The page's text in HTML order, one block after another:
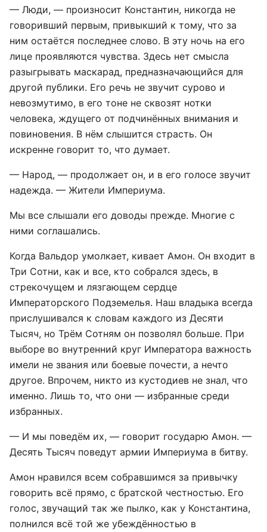
— Люди, — произносит Константин, никогда не
говоривший первым, привыкший к тому, что за
ним остаётся последнее слово. В эту ночь на его
лице проявляются чувства. Здесь нет смысла
разыгрывать маскарад, предназначающийся для
другой публики. Его речь не звучит сурово и
невозмутимо, в его тоне не сквозят нотки
человека, ждущего от подчинённых внимания и
повиновения. В нём слышится страсть. Он
искренне говорит то, что думает.
— Народ, — продолжает он, и в его голосе звучит
надежда. — Жители Империума.
Мы все слышали его доводы прежде. Многие с
ними соглашались.
Когда Вальдор умолкает, кивает Амон. Он входит в
Три Сотни, как и все, кто собрался здесь, в
стрекочущем и лязгающем сердце
Императорского Подземелья. Наш владыка всегда
прислушивался к словам каждого из Десяти
Тысяч, но Трём Сотням он позволял больше. При
выборе во внутренний круг Императора важность
имели не звания или боевые почести, а нечто
другое. Впрочем, никто из кустодиев не знал, что
именно. Лишь то, что они — избранные среди
избранных.
— И мы поведём их, — говорит государю Амон. —
Десять Тысяч поведут армии Империума в битву.
Амон нравился всем собравшимся за привычку
говорить всё прямо, с братской честностью. Его
голос, звучащий так же пылко, как у Константина,
полнился всё той же убеждённостью в